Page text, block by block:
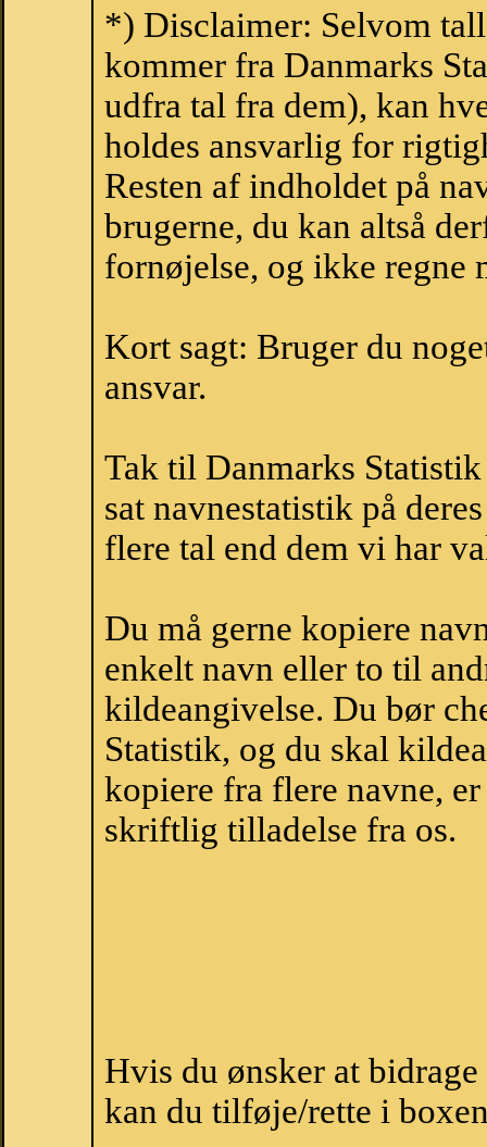
*) Disclaimer: Selvom
kommer fra Danmarks
udfra tal fra dem), kan
holdes ansvarlig for
Resten af indholdet på
brugerne, du kan altså
fornøjelse, og ikke regne
Kort sagt: Bruger du
ansvar.
Tak til Danmarks
sat navnestatistik på
flere tal end dem vi har
Du må gerne kopiere
enkelt navn eller to til
kildeangivelse. Du bør
Statistik, og du skal
kopiere fra flere navne,
skriftlig tilladelse fra os.
Hvis du ønsker at
kan du tilføje/rette i